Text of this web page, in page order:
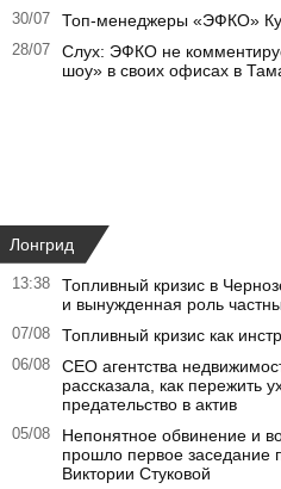
30/07 Топ-менеджеры «ЭФКО»
28/07
Слух: ЭФКО не
шоу» в своих офисах в
Лонгрид
13:38
Топливный кризис в
и вынужденная роль
07/08 Топливный кризис как
06/08
CEO агентства
рассказала, как пережить
предательство в актив
05/08
Непонятное обвинение и
прошло первое заседание
Виктории Стуковой